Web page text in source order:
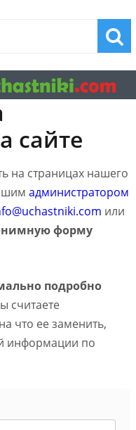
сайте
на страницах нашего
администратором
или
форму
подробно
считаете
что ее заменить,
информации по